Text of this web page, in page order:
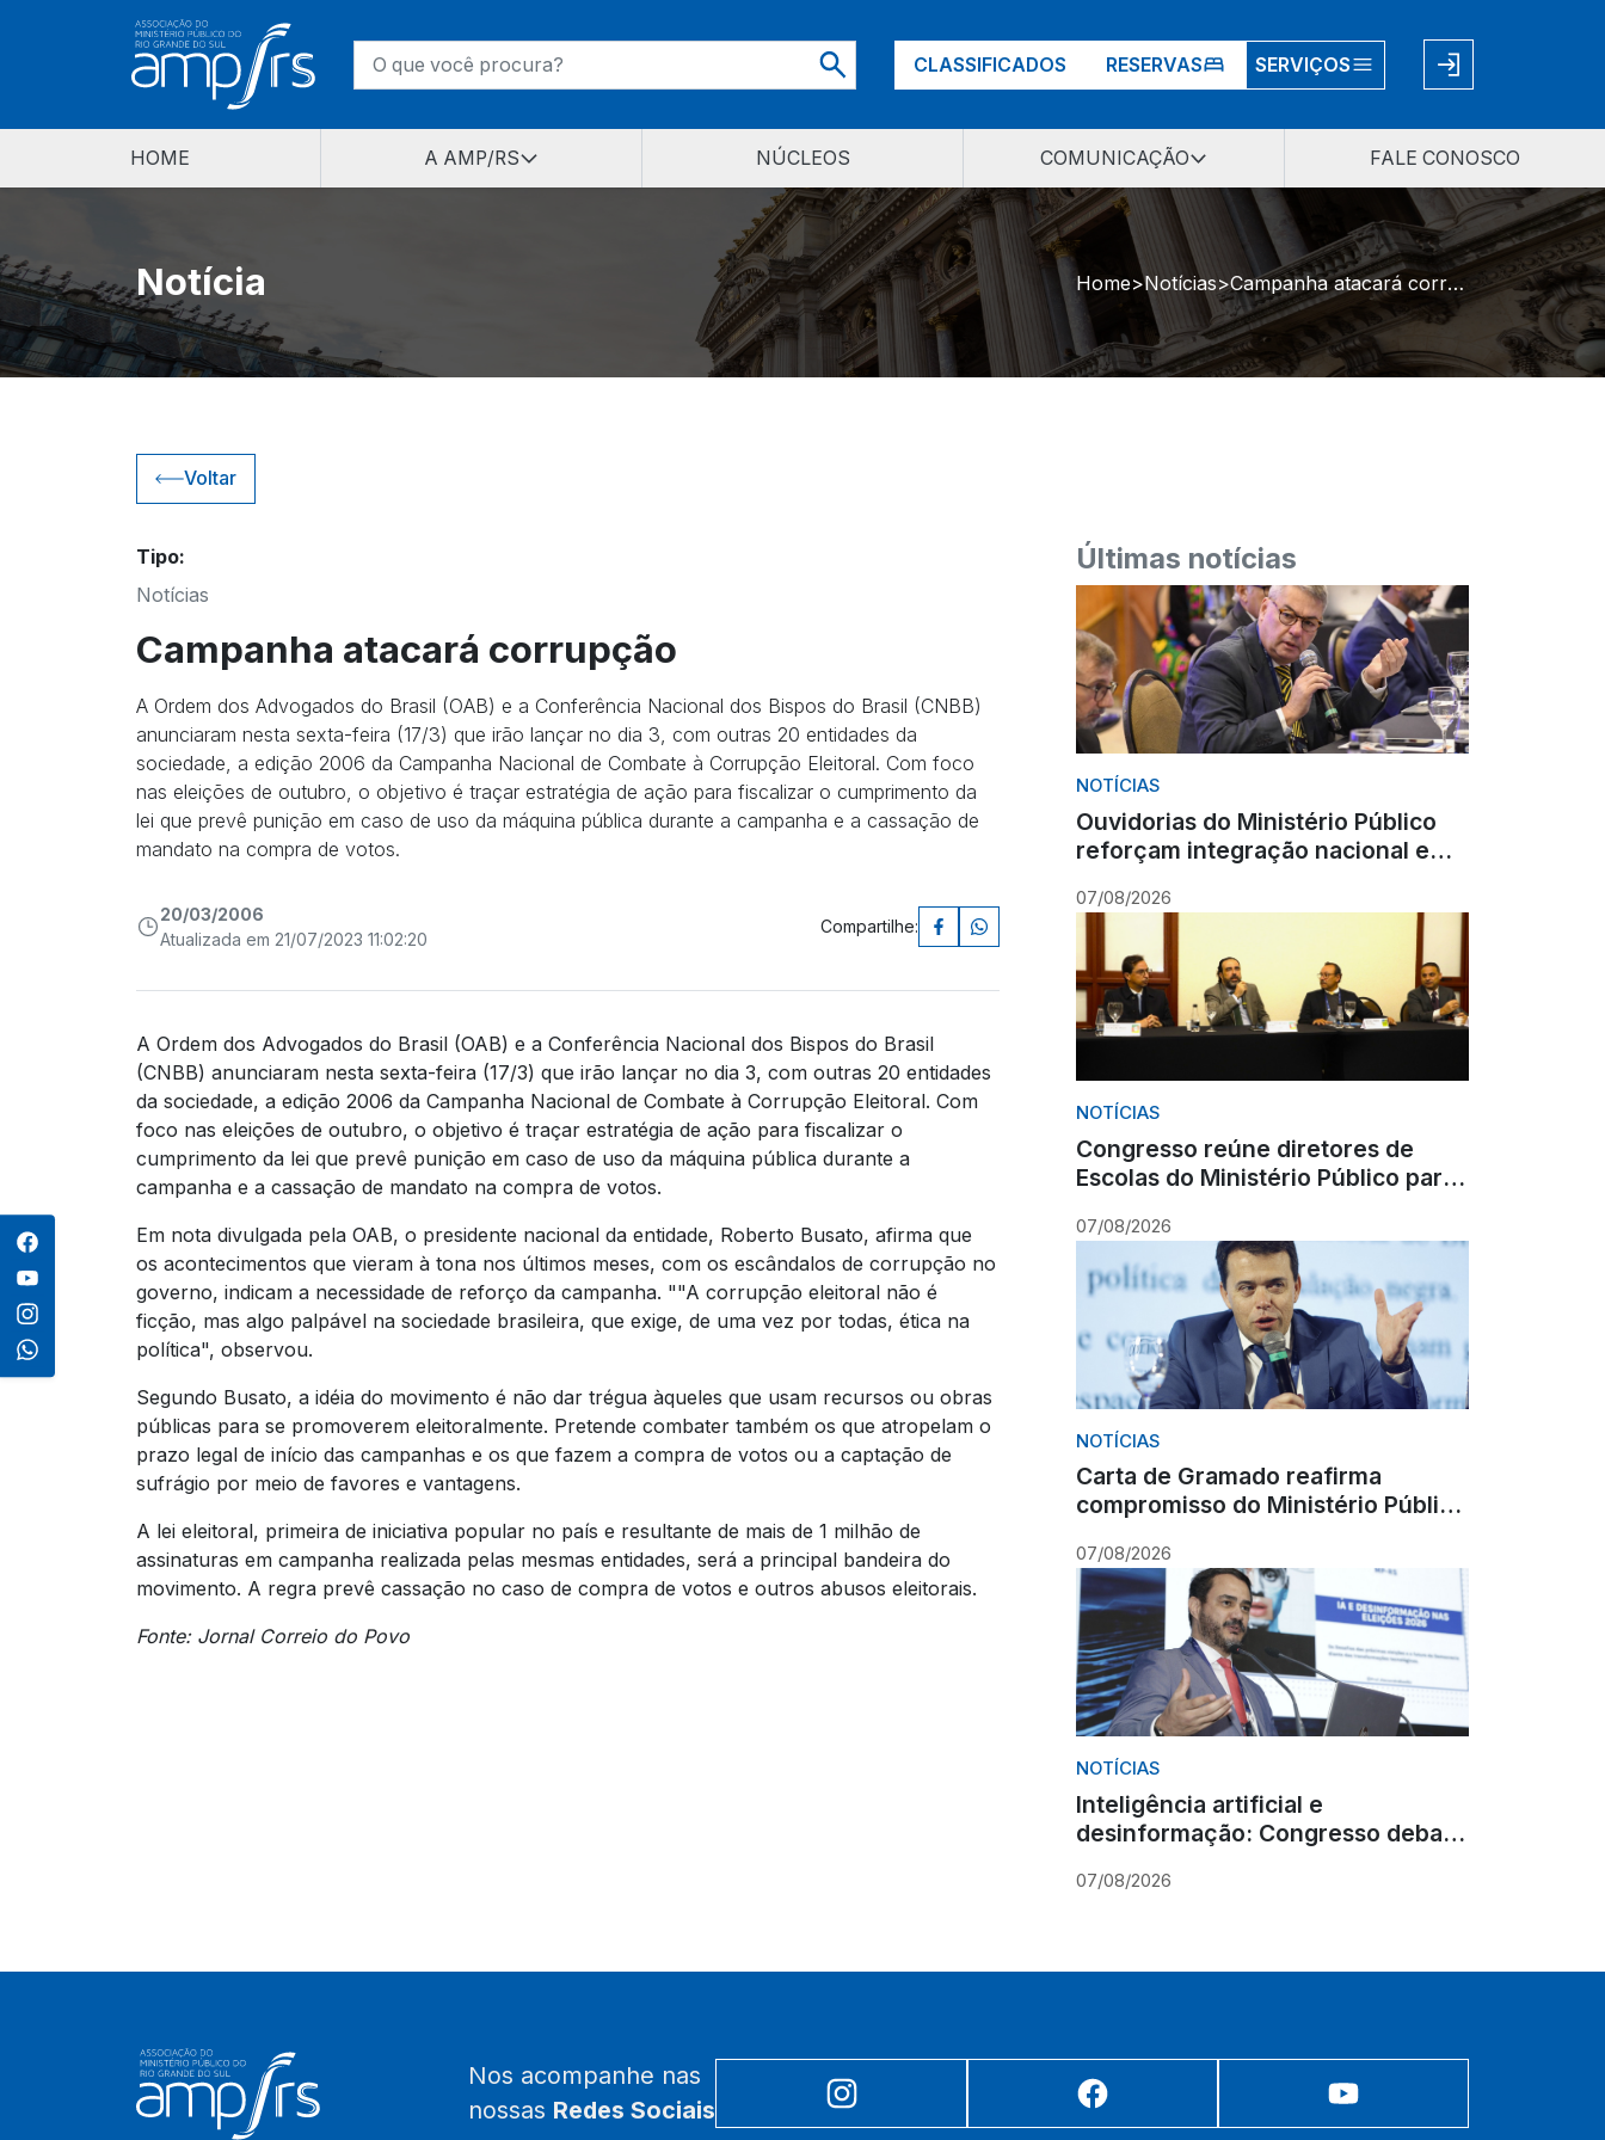
CLASSIFICADOS RESERVAS SERVIÇOS
HOME A AMP/RS NÚCLEOS COMUNICAÇÃO FALE CONOSCO
Notícia Home Notícias Campanha atacará corrupção
Voltar
Tipo:
Notícias
Campanha atacará corrupção
A Ordem dos Advogados do Brasil (OAB) e a Conferência Nacional dos Bispos do Brasil (CNBB)
anunciaram nesta sexta-feira (17/3) que irão lançar no dia 3, com outras 20 entidades da
sociedade, a edição 2006 da Campanha Nacional de Combate à Corrupção Eleitoral. Com foco
nas eleições de outubro, o objetivo é traçar estratégia de ação para fiscalizar o cumprimento da
lei que prevê punição em caso de uso da máquina pública durante a campanha e a cassação de
mandato na compra de votos.
20/03/2006
Atualizada em 21/07/2023 11:02:20
Compartilhe:
A Ordem dos Advogados do Brasil (OAB) e a Conferência Nacional dos Bispos do Brasil
(CNBB) anunciaram nesta sexta-feira (17/3) que irão lançar no dia 3, com outras 20 entidades
da sociedade, a edição 2006 da Campanha Nacional de Combate à Corrupção Eleitoral. Com
foco nas eleições de outubro, o objetivo é traçar estratégia de ação para fiscalizar o
cumprimento da lei que prevê punição em caso de uso da máquina pública durante a
campanha e a cassação de mandato na compra de votos.
Em nota divulgada pela OAB, o presidente nacional da entidade, Roberto Busato, afirma que
os acontecimentos que vieram à tona nos últimos meses, com os escândalos de corrupção no
governo, indicam a necessidade de reforço da campanha. ""A corrupção eleitoral não é
ficção, mas algo palpável na sociedade brasileira, que exige, de uma vez por todas, ética na
política", observou.
Segundo Busato, a idéia do movimento é não dar trégua àqueles que usam recursos ou obras
públicas para se promoverem eleitoralmente. Pretende combater também os que atropelam o
prazo legal de início das campanhas e os que fazem a compra de votos ou a captação de
sufrágio por meio de favores e vantagens.
A lei eleitoral, primeira de iniciativa popular no país e resultante de mais de 1 milhão de
assinaturas em campanha realizada pelas mesmas entidades, será a principal bandeira do
movimento. A regra prevê cassação no caso de compra de votos e outros abusos eleitorais.
Fonte: Jornal Correio do Povo
Últimas notícias
NOTÍCIAS
Ouvidorias do Ministério Público
reforçam integração nacional em
07/08/2026
NOTÍCIAS
Congresso reúne diretores de
Escolas do Ministério Público para
07/08/2026
NOTÍCIAS
Carta de Gramado reafirma
compromisso do Ministério Público
Constituição
07/08/2026
NOTÍCIAS
Inteligência artificial e
desinformação: Congresso debate
07/08/2026
Nos acompanhe nas
nossas Redes Sociais